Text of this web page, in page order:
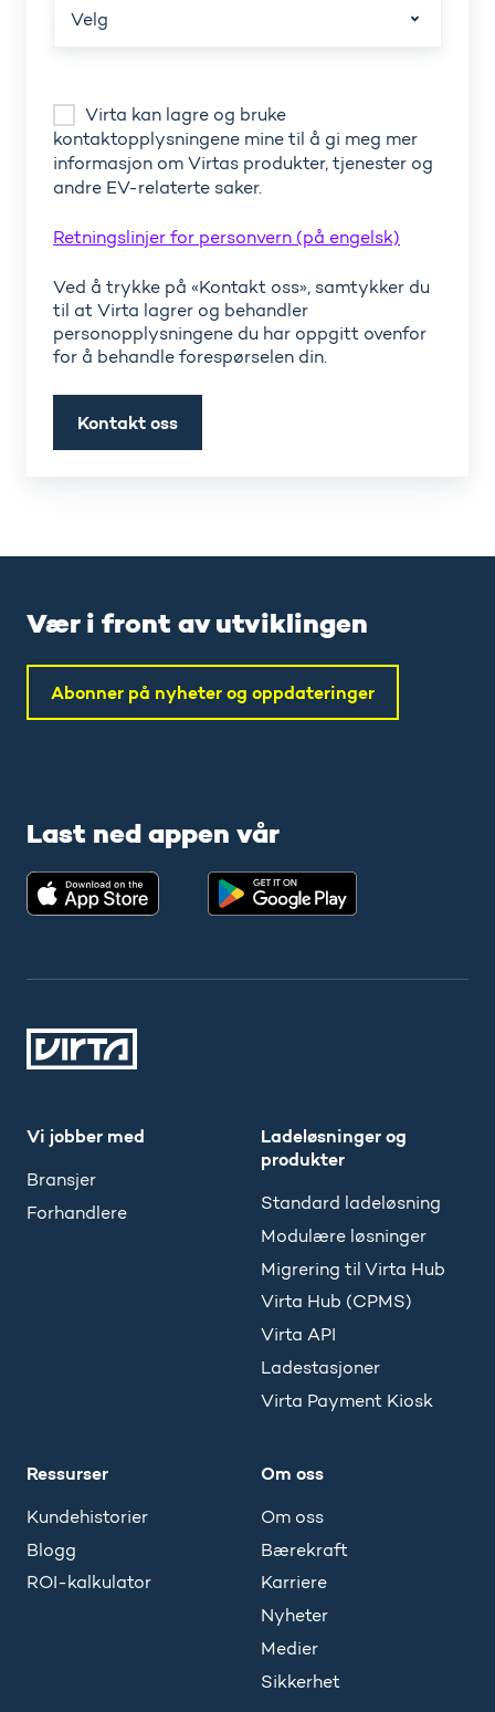
Virta kan lagre og bruke
kontaktopplysningene mine til å gi meg mer
informasjon om Virtas produkter, tjenester og
andre EV-relaterte saker.
Retningslinjer for personvern (på engelsk)
Ved å trykke på «Kontakt oss», samtykker du
til at Virta lagrer og behandler
personopplysningene du har oppgitt ovenfor
for å behandle forespørselen din.
Vær i front av utviklingen
Abonner på nyheter og oppdateringer
Last ned appen vår
Vi jobber med
Bransjer
Forhandlere
Ladeløsninger og
produkter
Standard ladeløsning
Modulære løsninger
Migrering til Virta Hub
Virta Hub (CPMS)
Virta API
Ladestasjoner
Virta Payment Kiosk
Ressurser
Kundehistorier
Blogg
ROI-kalkulator
Om oss
Om oss
Bærekraft
Karriere
Nyheter
Medier
Sikkerhet